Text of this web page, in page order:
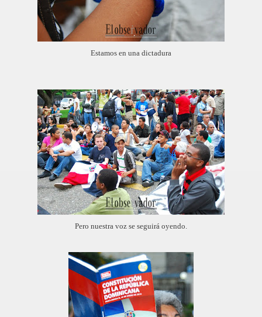
Estamos en una dictadura
Pero nuestra voz se seguirá oyendo.